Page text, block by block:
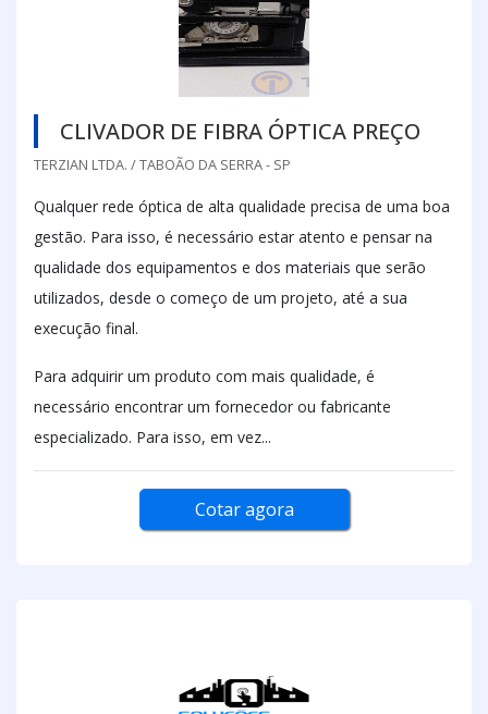
CLIVADOR DE FIBRA ÓPTICA PREÇO
TERZIAN LTDA. / TABOÃO DA SERRA - SP
Qualquer rede óptica de alta qualidade precisa de uma boa
gestão. Para isso, é necessário estar atento e pensar na
qualidade dos equipamentos e dos materiais que serão
utilizados, desde o começo de um projeto, até a sua
execução final.
Para adquirir um produto com mais qualidade, é
necessário encontrar um fornecedor ou fabricante
especializado. Para isso, em vez...
Cotar agora